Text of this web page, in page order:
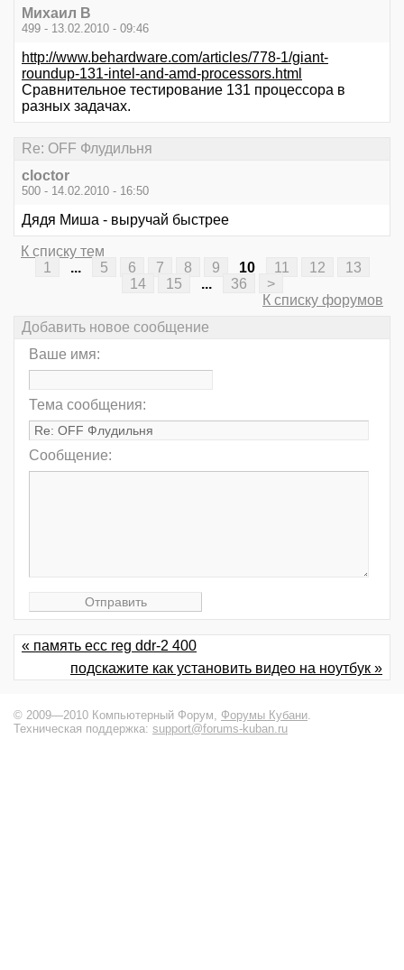
Михаил В
499 - 13.02.2010 - 09:46
http://www.behardware.com/articles/778-1/giant-
roundup-131-intel-and-amd-processors.html
Сравнительное тестирование 131 процессора в
разных задачах.
Re: OFF Флудильня
cloctor
500 - 14.02.2010 - 16:50
Дядя Миша - выручай быстрее
К списку тем
1
... 5 6 7 8 9 10 11 12
13
14
15 ... 36
>
К списку форумов
Добавить новое сообщение
Ваше имя:
Тема сообщения:
Сообщение:
« память ecc reg ddr-2 400
подскажите как установить видео на ноутбук »
© 2009—2010 Компьютерный Форум, Форумы Кубани.
Техническая поддержка: support@forums-kuban.ru